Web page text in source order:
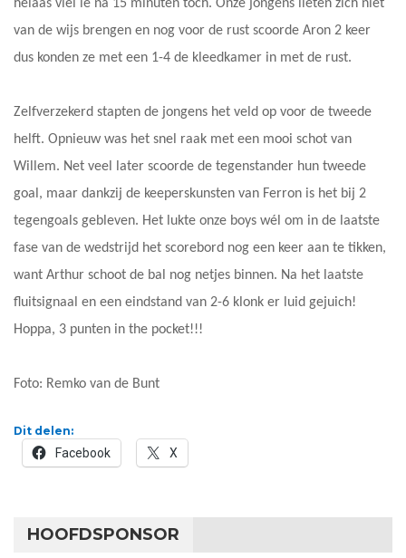
helaas viel ie na 15 minuten toch. Onze jongens lieten zich niet
van de wijs brengen en nog voor de rust scoorde Aron 2 keer
dus konden ze met een 1-4 de kleedkamer in met de rust.
Zelfverzekerd stapten de jongens het veld op voor de tweede
helft. Opnieuw was het snel raak met een mooi schot van
Willem. Net veel later scoorde de tegenstander hun tweede
goal, maar dankzij de keeperskunsten van Ferron is het bij 2
tegengoals gebleven. Het lukte onze boys wél om in de laatste
fase van de wedstrijd het scorebord nog een keer aan te tikken,
want Arthur schoot de bal nog netjes binnen. Na het laatste
fluitsignaal en een eindstand van 2-6 klonk er luid gejuich!
Hoppa, 3 punten in the pocket!!!
Foto: Remko van de Bunt
Dit delen:
Facebook X
HOOFDSPONSOR